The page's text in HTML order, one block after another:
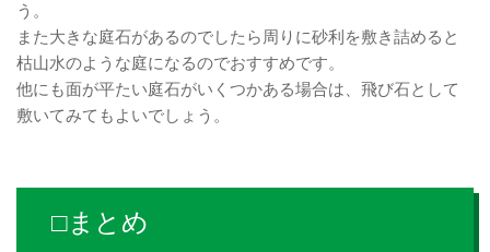
う。
また大きな庭石があるのでしたら周りに砂利を敷き詰めると
枯山水のような庭になるのでおすすめです。
他にも面が平たい庭石がいくつかある場合は、飛び石として
敷いてみてもよいでしょう。
□まとめ